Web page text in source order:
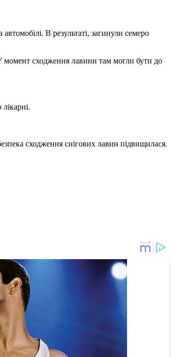
В результаті, загинули семеро
момент сходження лавини там могли бути до
сходження снігових лавин підвищилася.